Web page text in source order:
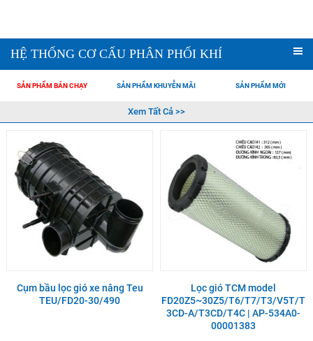
HỆ THỐNG CƠ CẤU PHÂN PHỐI KHÍ
SẢN PHẨM BÁN CHẠY SẢN PHẨM KHUYỄN MÃI SẢN PHẨM MỚI
Xem Tất Cả >>
Cụm bầu lọc gió xe nâng Teu
TEU/FD20-30/490
Lọc gió TCM model
FD20Z5~30Z5/T6/T7/T3/V5T/T
3CD-A/T3CD/T4C | AP-534A0-
00001383